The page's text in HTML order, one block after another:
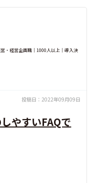
・経営企画職｜1000人以上｜導入決
投稿日： 2022年09月09日
やすいFAQで